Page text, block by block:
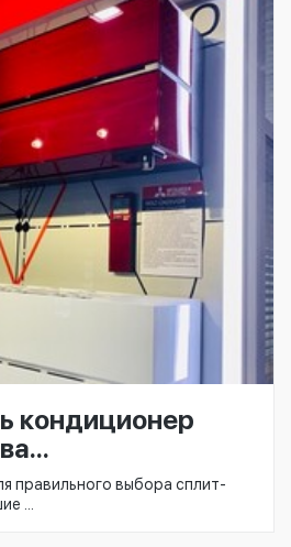
кондиционер
правильного выбора сплит-
...